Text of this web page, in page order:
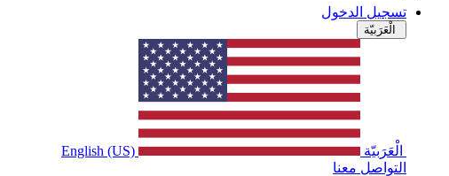
تسجيل الدخول
الْعَرَبيّة
الْعَرَبيّة
English (US)
التواصل معنا